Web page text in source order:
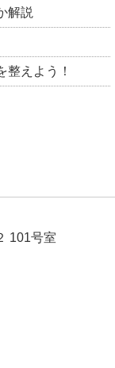
解説
整えよう！
101号室